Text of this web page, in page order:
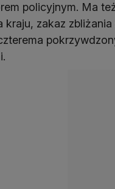
policyjnym. Ma
kraju, zakaz zbliżania